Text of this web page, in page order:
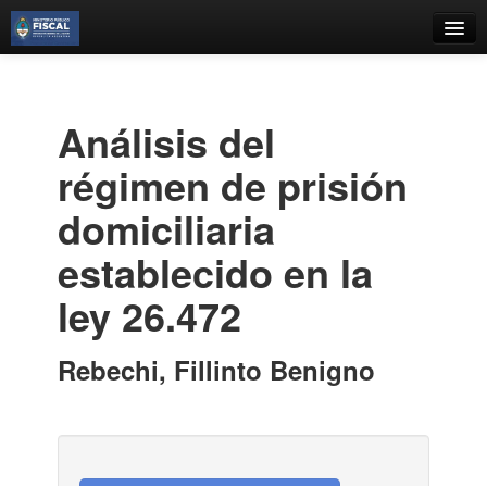
Estantes Virtuales
Contacto
Iniciar sesión
Análisis del
régimen de prisión
domiciliaria
establecido en la
ley 26.472
Rebechi, Fillinto Benigno